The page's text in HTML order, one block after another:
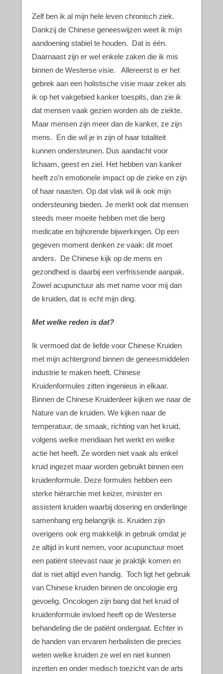
Zelf ben ik al mijn hele leven chronisch ziek.
Dankzij de Chinese geneeswijzen weet ik mijn
aandoening stabiel te houden. Dat is één.
Daarnaast zijn er wel enkele zaken die ik mis
binnen de Westerse visie. Allereerst is er het
gebrek aan een holistische visie maar zeker als
ik op het vakgebied kanker toespits, dan zie ik
dat mensen vaak gezien worden als de ziekte.
Maar mensen zijn meer dan de kanker, ze zijn
mens. En die wil je in zijn of haar totaliteit
kunnen ondersteunen. Dus aandacht voor
lichaam, geest en ziel. Het hebben van kanker
heeft zo’n emotionele impact op de zieke en zijn
of haar naasten. Op dat vlak wil ik ook mijn
ondersteuning bieden. Je merkt ook dat mensen
steeds meer moeite hebben met die berg
medicatie en bijhorende bijwerkingen. Op een
gegeven moment denken ze vaak: dit moet
anders. De Chinese kijk op de mens en
gezondheid is daarbij een verfrissende aanpak.
Zowel acupunctuur als met name voor mij dan
de kruiden, dat is echt mijn ding.
Met welke reden is dat?
Ik vermoed dat de liefde voor Chinese Kruiden
met mijn achtergrond binnen de geneesmiddelen
industrie te maken heeft. Chinese
Kruidenformules zitten ingenieus in elkaar.
Binnen de Chinese Kruidenleer kijken we naar de
Nature van de kruiden. We kijken naar de
temperatuur, de smaak, richting van het kruid,
volgens welke meridiaan het werkt en welke
actie het heeft. Ze worden niet vaak als enkel
kruid ingezet maar worden gebruikt binnen een
kruidenformule. Deze formules hebben een
sterke hiërarchie met keizer, minister en
assistent kruiden waarbij dosering en onderlinge
samenhang erg belangrijk is. Kruiden zijn
overigens ook erg makkelijk in gebruik omdat je
ze altijd in kunt nemen, voor acupunctuur moet
een patiënt steevast naar je praktijk komen en
dat is niet altijd even handig. Toch ligt het gebruik
van Chinese kruiden binnen de oncologie erg
gevoelig. Oncologen zijn bang dat het kruid of
kruidenformule invloed heeft op de Westerse
behandeling die de patiënt ondergaat. Echter in
de handen van ervaren herbalisten die precies
weten welke kruiden ze wel en niet kunnen
inzetten en onder medisch toezicht van de arts